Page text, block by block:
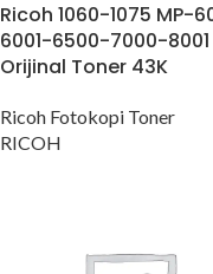
Ricoh 1060-1075 MP-
6001-6500-7000-8001
Orijinal Toner 43K
Ricoh Fotokopi Toner
RICOH